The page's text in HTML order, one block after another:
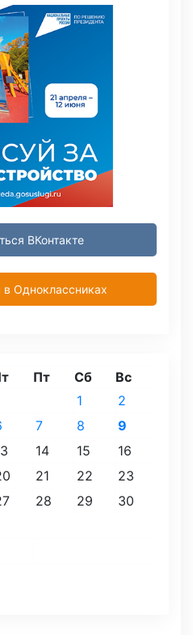
ВКонтакте
Одноклассниках
Пт Сб Вс
1
2
7 8
9
14 15
16
21 22
23
28 29
30